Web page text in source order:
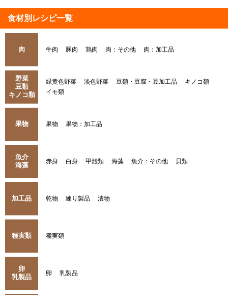
食材別レシピ一覧
肉 牛肉 豚肉 鶏肉 肉：その他 肉：加工品
野菜
豆類
キノコ類
緑黄色野菜 淡色野菜 豆類・豆腐・豆加工品
キノコ類
イモ類
果物 果物 果物：加工品
魚介
海藻
赤身 白身 甲殻類 海藻 魚介：その他 貝類
加工品 乾物 練り製品 漬物
種実類 種実類
卵
乳製品
卵 乳製品